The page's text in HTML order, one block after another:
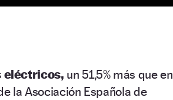
eléctricos, un 51,5% más que en
la Asociación Española de